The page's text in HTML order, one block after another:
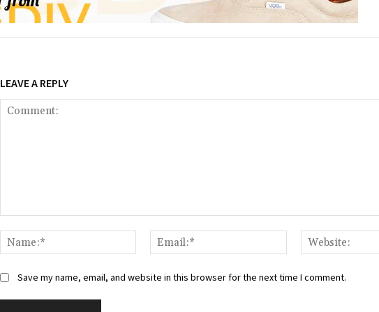
LEAVE A REPLY
Name:*
Email:*
Save my name, email, and website in this browser for the next time I comment.